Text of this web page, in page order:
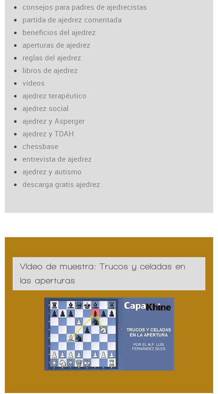
consejos para padres de ajedrecistas
partida de ajedrez comentada
beneficios del ajedrez
aperturas de ajedrez
reglas del ajedrez
libros de ajedrez
vídeos
ajedrez terapéutico
ajedrez social
ajedrez y Asperger
ajedrez y TDAH
chessbase
entrevista de ajedrez
ajedrez y autismo
descarga gratis ajedrez
Vídeo de muestra: Trucos y celadas en
las aperturas